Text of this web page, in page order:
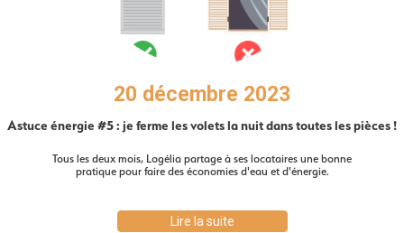
20 décembre 2023
Astuce énergie #5 : je ferme les volets la nuit dans toutes les pièces !
Tous les deux mois, Logélia partage à ses locataires une bonne
pratique pour faire des économies d'eau et d'énergie.
Lire la suite